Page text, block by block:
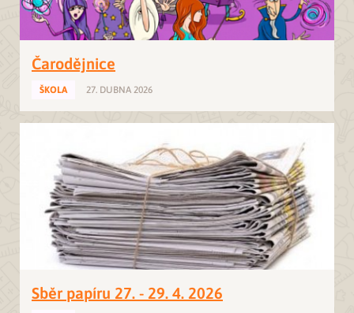
Čarodějnice
ŠKOLA 27. DUBNA 2026
Sběr papíru 27. - 29. 4. 2026